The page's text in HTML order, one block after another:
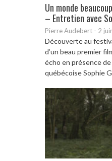
Un monde
– Entretien avec
Pierre Audebert - 2
Découverte au
d’un beau premier
écho en présence
québécoise Sophie